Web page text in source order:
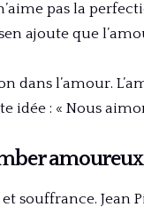
pas la
ajoute que
dans l’amour.
idée : « Nous
amoureux
souffrance. Jean